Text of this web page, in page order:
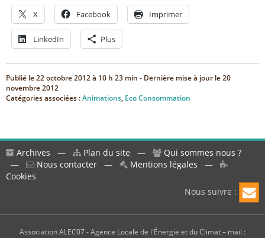
X Facebook Imprimer
LinkedIn Plus
Publié le22 octobre 2012 à 10 h 23 min - Dernière mise à jour le20
novembre 2012
Catégories associées :Animations, Eco Consommation
Archives — Plan du site —
Qui sommes nous ?
—
Nous contacter — Mentions légales —
Cookies
Nous suivre :
Association ALEC07 - Agence Locale de l'Énergie et du Climat – mail :